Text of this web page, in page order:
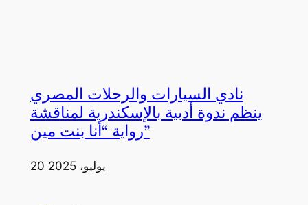
نادي السيارات والرحلات المصري
ينظم ندوة أدبية بالإسكندرية لمناقشة
رواية “أنا بنت مين”
20 يوليو، 2025